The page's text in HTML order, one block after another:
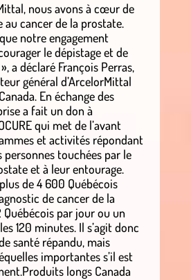
nous avons à cœur de
cancer de la prostate.
notre engagement
le dépistage et de
a déclaré François Perras,
général d’ArcelorMittal
En échange des
a fait un don à
qui met de l’avant
et activités répondant
personnes touchées par le
et à leur entourage.
de 4 600 Québécois
de cancer de la
Québécois par jour ou un
120 minutes. Il s’agit donc
santé répandu, mais
importantes s’il est
longs Canada